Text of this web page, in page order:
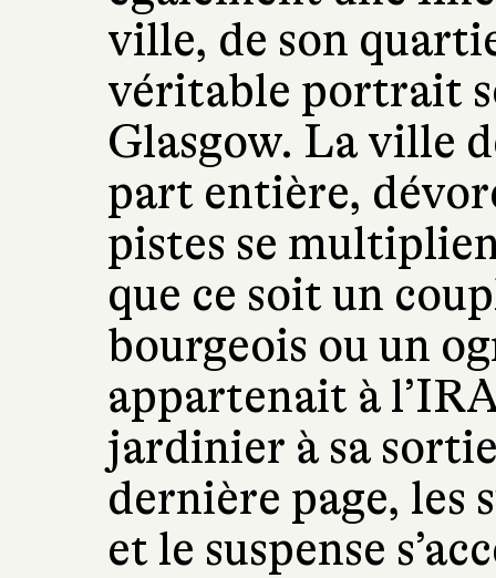
ville, de son
véritable portrait
Glasgow. La ville
part entière,
pistes se
que ce soit un
bourgeois ou un
appartenait à
jardinier à sa
dernière page, les
et le suspense